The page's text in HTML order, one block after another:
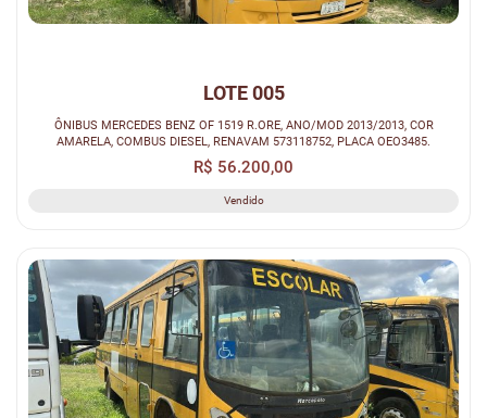
LOTE 005
ÔNIBUS MERCEDES BENZ OF 1519 R.ORE, ANO/MOD 2013/2013, COR
AMARELA, COMBUS DIESEL, RENAVAM 573118752, PLACA OEO3485.
R$ 56.200,00
Vendido